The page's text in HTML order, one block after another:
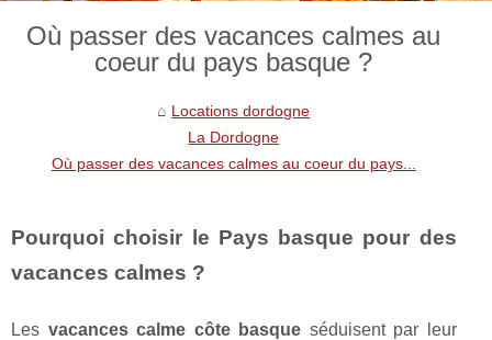
Où passer des vacances calmes au
coeur du pays basque ?
Locations dordogne
La Dordogne
Où passer des vacances calmes au coeur du pays...
Pourquoi choisir le Pays basque pour des
vacances calmes ?
Les vacances calme côte basque séduisent par leur